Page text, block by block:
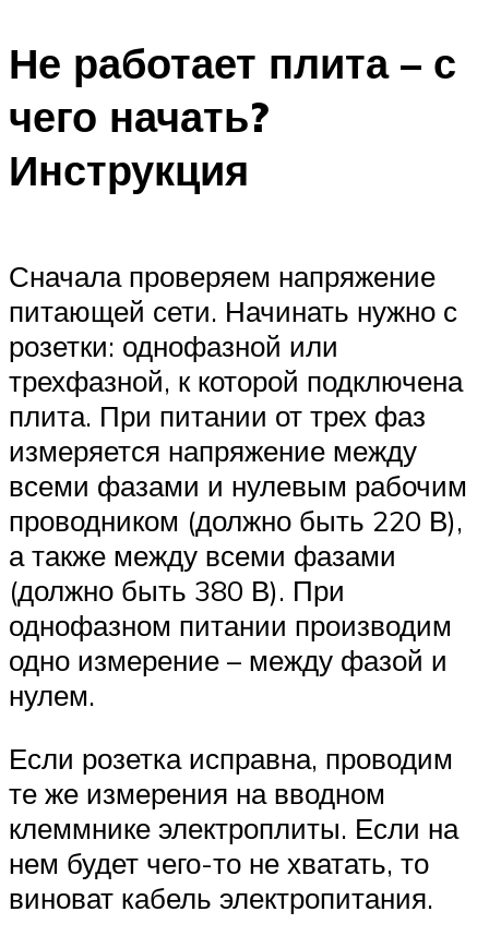
Не работает плита – с
чего начать?
Инструкция
Сначала проверяем напряжение
питающей сети. Начинать нужно с
розетки: однофазной или
трехфазной, к которой подключена
плита. При питании от трех фаз
измеряется напряжение между
всеми фазами и нулевым рабочим
проводником (должно быть 220 В),
а также между всеми фазами
(должно быть 380 В). При
однофазном питании производим
одно измерение – между фазой и
нулем.
Если розетка исправна, проводим
те же измерения на вводном
клеммнике электроплиты. Если на
нем будет чего-то не хватать, то
виноват кабель электропитания.